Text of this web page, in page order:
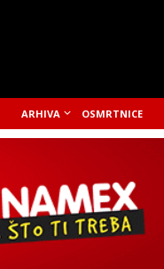
ARHIVA OSMRTNICE